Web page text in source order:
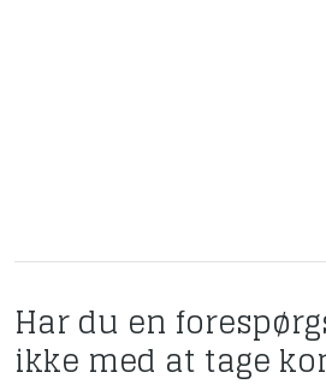
​Har du en
ikke med at tage